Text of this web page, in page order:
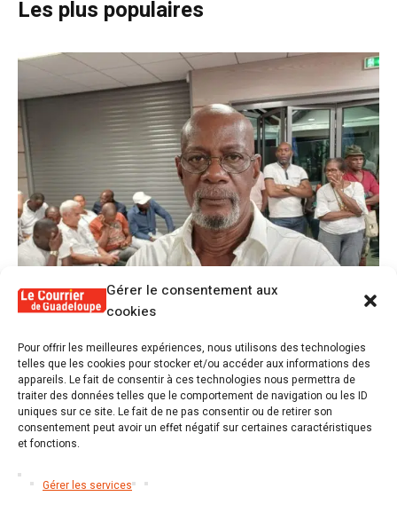
Gérer le consentement aux
cookies
Pour offrir les meilleures expériences, nous utilisons des technologies
telles que les cookies pour stocker et/ou accéder aux informations des
appareils. Le fait de consentir à ces technologies nous permettra de
traiter des données telles que le comportement de navigation ou les ID
uniques sur ce site. Le fait de ne pas consentir ou de retirer son
consentement peut avoir un effet négatif sur certaines caractéristiques
et fonctions.
Gérer les services
Les plus populaires
1 Alex Lollia : « Cédric Cornet développait
une forme de populisme qui aurait pu se
transformer en macoutisme »
2